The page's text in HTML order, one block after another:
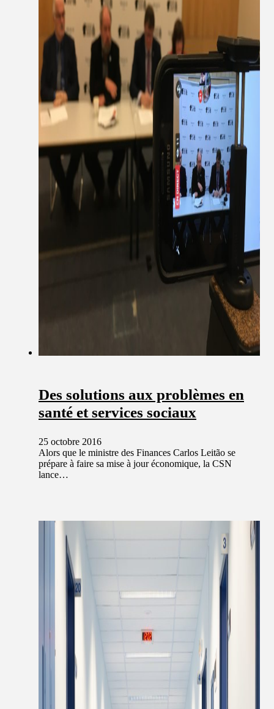
Des solutions aux problèmes en
santé et services sociaux
25 octobre 2016
Alors que le ministre des Finances Carlos Leitão se
prépare à faire sa mise à jour économique, la CSN
lance…